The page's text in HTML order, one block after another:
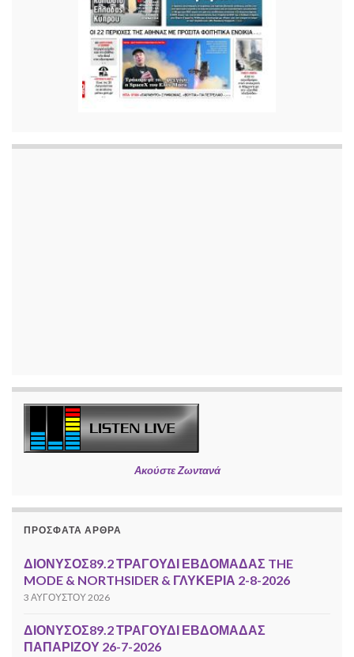
Ακούστε Ζωντανά
ΠΡΌΣΦΑΤΑ ΆΡΘΡΑ
ΔΙΟΝΥΣΟΣ89.2 ΤΡΑΓΟΥΔΙ ΕΒΔΟΜΑΔΑΣ THE
MODE & NORTHSIDER & ΓΛΥΚΕΡΙΑ 2-8-2026
3 ΑΥΓΟΎΣΤΟΥ 2026
ΔΙΟΝΥΣΟΣ89.2 ΤΡΑΓΟΥΔΙ ΕΒΔΟΜΑΔΑΣ
ΠΑΠΑΡΙΖΟΥ 26-7-2026